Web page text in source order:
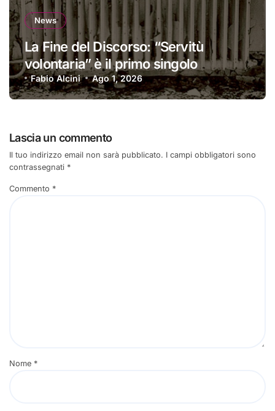
News
La Fine del Discorso: “Servitù
volontaria” è il primo singolo
Fabio Alcini Ago 1, 2026
Lascia un commento
Il tuo indirizzo email non sarà pubblicato. I campi obbligatori sono
contrassegnati *
Commento *
Nome *